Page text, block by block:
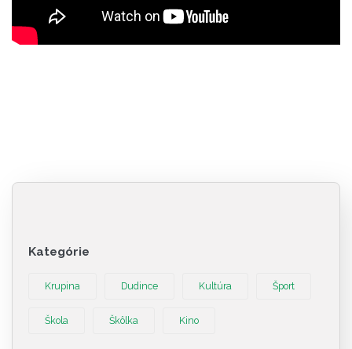
Kategórie
Krupina Dudince Kultúra Šport
Škola Škôlka Kino